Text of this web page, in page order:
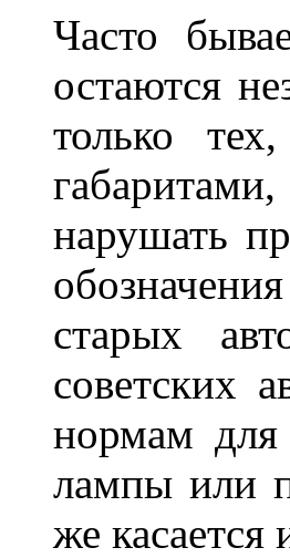
Часто
остаются
только
нарушать
старых
советских
нормам
лампы или
же касается